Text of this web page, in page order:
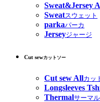
Sweat&Jersey
Sweatスウェット
parkaパーカ
Jerseyジャージ
Cut sewカットソー
Cut sew Allカッ
Longsleeves
Thermalサーマル